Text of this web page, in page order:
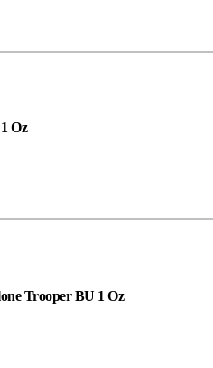
Oz
Trooper BU 1 Oz